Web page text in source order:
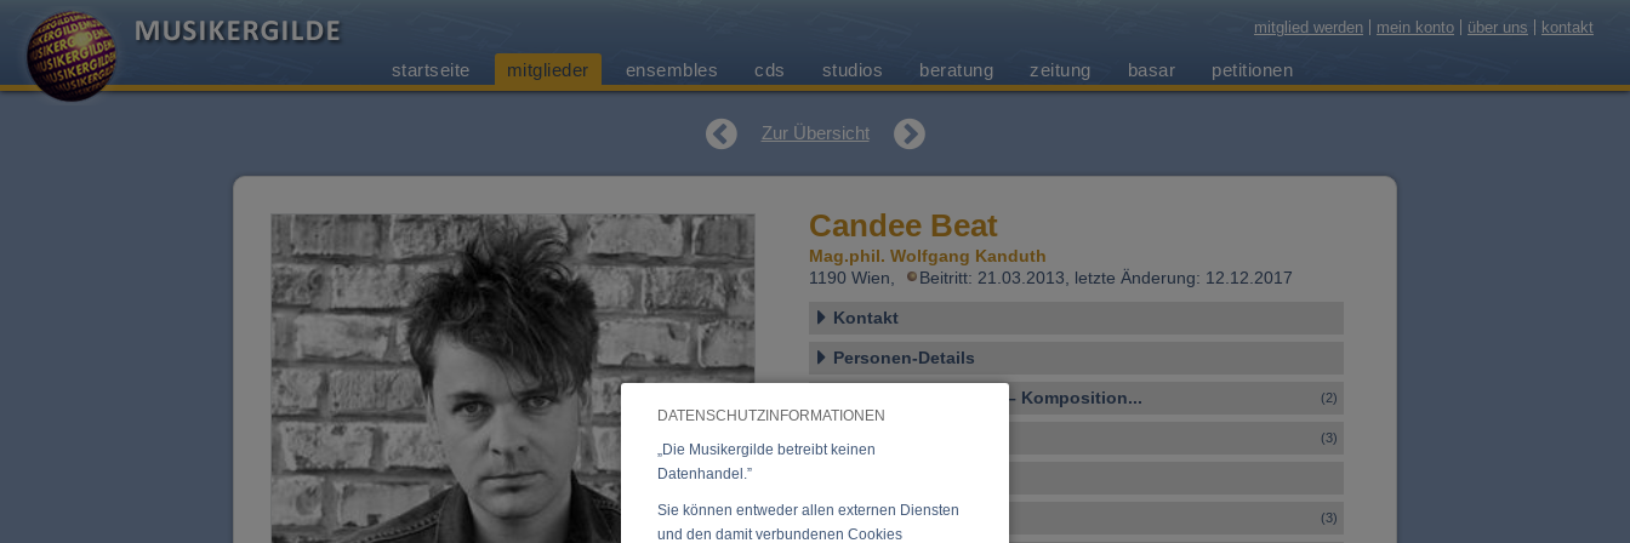
DATENSCHUTZINFORMATIONEN
„Die Musikergilde betreibt keinen
Datenhandel.”
Sie können entweder allen externen Diensten
und den damit verbundenen Cookies
mitglied werden mein konto über uns kontakt
startseite mitglieder ensembles cds studios beratung zeitung basar petitionen
Zur Übersicht
Candee Beat
Mag.phil. Wolfgang Kanduth
1190 Wien,
Beitritt: 21.03.2013, letzte Änderung: 12.12.2017
Kontakt
Personen-Details
Vocal – Instrumental – Komposition... (2)
(3)
CDs, DVDs, Vinyl (3)